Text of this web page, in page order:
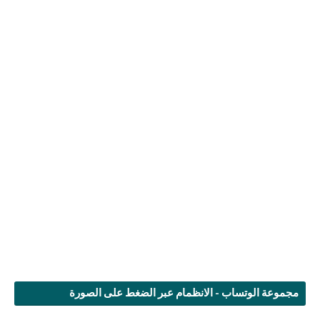
مجموعة الوتساب - الانظمام عبر الضغط على الصورة